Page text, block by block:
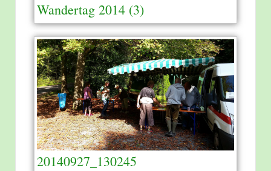
Wandertag 2014 (3)
20140927_130245